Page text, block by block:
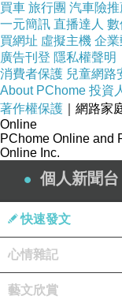
買車 旅行團 汽車險推
一元簡訊 直播達人 數
買網址 虛擬主機 企
廣告刊登 隱私權聲明
消費者保護 兒童網路
About PChome 投資
著作權保護 ｜網路家
Online
PChome Online and
Online Inc.
個人新聞台
快速發文
心情雜記
藝文欣賞